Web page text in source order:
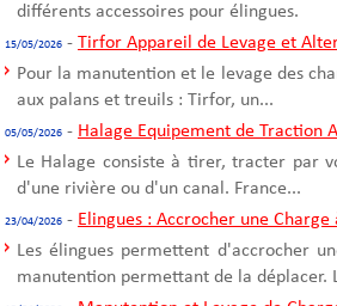
différents accessoires pour élingues.
15/05/2026 - Tirfor Appareil de Levage et
Pour la manutention et le levage des
aux palans et treuils : Tirfor, un...
05/05/2026 - Halage Equipement de Traction
Le Halage consiste à tirer, tracter par
d'une rivière ou d'un canal. France...
23/04/2026 - Elingues : Accrocher une Charge
Les élingues permettent d'accrocher
manutention permettant de la déplacer.